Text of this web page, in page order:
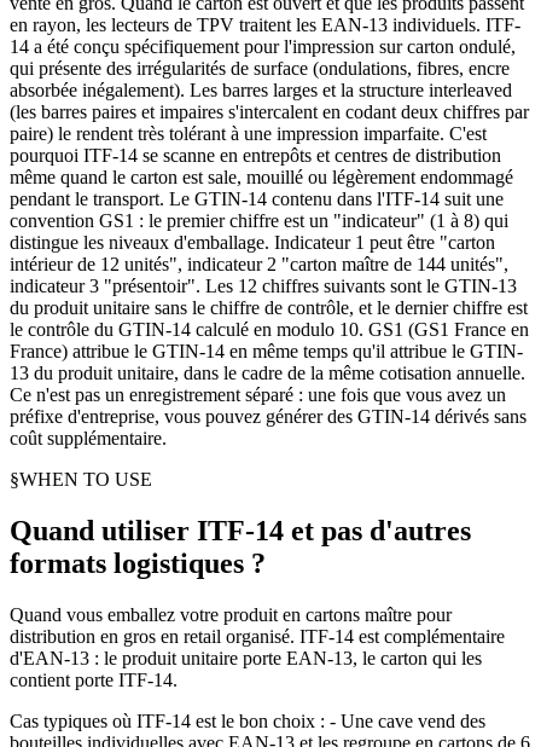
en rayon, les lecteurs de TPV traitent les EAN-13 individuels. ITF-
14 a été conçu spécifiquement pour l'impression sur carton ondulé,
qui présente des irrégularités de surface (ondulations, fibres, encre
absorbée inégalement). Les barres larges et la structure interleaved
(les barres paires et impaires s'intercalent en codant deux chiffres par
paire) le rendent très tolérant à une impression imparfaite. C'est
pourquoi ITF-14 se scanne en entrepôts et centres de distribution
même quand le carton est sale, mouillé ou légèrement endommagé
pendant le transport. Le GTIN-14 contenu dans l'ITF-14 suit une
convention GS1 : le premier chiffre est un "indicateur" (1 à 8) qui
distingue les niveaux d'emballage. Indicateur 1 peut être "carton
intérieur de 12 unités", indicateur 2 "carton maître de 144 unités",
indicateur 3 "présentoir". Les 12 chiffres suivants sont le GTIN-13
du produit unitaire sans le chiffre de contrôle, et le dernier chiffre est
le contrôle du GTIN-14 calculé en modulo 10. GS1 (GS1 France en
France) attribue le GTIN-14 en même temps qu'il attribue le GTIN-
13 du produit unitaire, dans le cadre de la même cotisation annuelle.
Ce n'est pas un enregistrement séparé : une fois que vous avez un
préfixe d'entreprise, vous pouvez générer des GTIN-14 dérivés sans
coût supplémentaire.
§WHEN TO USE
Quand utiliser ITF-14 et pas d'autres
formats logistiques ?
Quand vous emballez votre produit en cartons maître pour
distribution en gros en retail organisé. ITF-14 est complémentaire
d'EAN-13 : le produit unitaire porte EAN-13, le carton qui les
contient porte ITF-14.
Cas typiques où ITF-14 est le bon choix : - Une cave vend des
bouteilles individuelles avec EAN-13 et les regroupe en cartons de 6